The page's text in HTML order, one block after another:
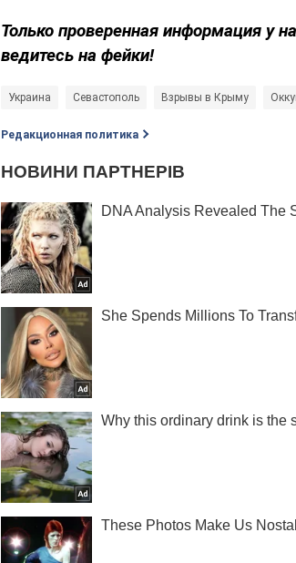
Только проверенная информация у
ведитесь на фейки!
Украина Севастополь Взрывы в Крыму
Редакционная политика